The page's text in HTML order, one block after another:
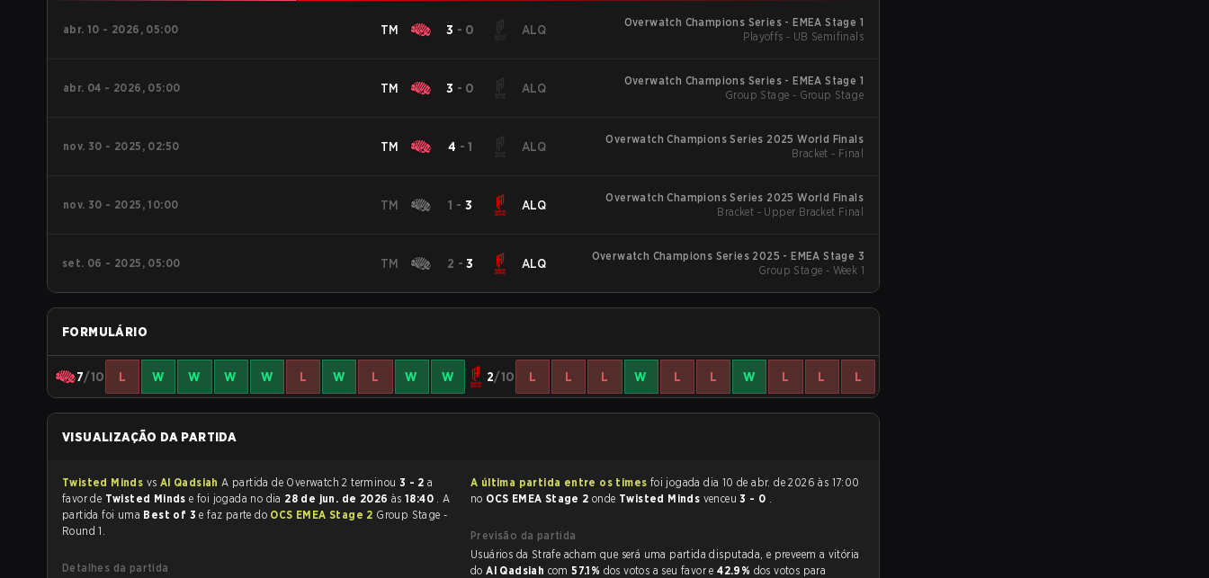
abr. 10 - 2026, 05:00 TM 3 - 0 ALQ
Overwatch Champions Series - EMEA Stage 1
Playoffs - UB Semifinals
abr. 04 - 2026, 05:00 TM 3 - 0 ALQ
Overwatch Champions Series - EMEA Stage 1
Group Stage - Group Stage
nov. 30 - 2025, 02:50 TM 4 -1 ALQ
Overwatch Champions Series 2025 World Finals
Bracket - Final
nov. 30 - 2025, 10:00 TM 1 - 3 ALQ
Overwatch Champions Series 2025 World Finals
Bracket - Upper Bracket Final
set. 06 - 2025, 05:00 TM 2 -3 ALQ
Overwatch Champions Series 2025 - EMEA Stage 3
Group Stage - Week 1
FORMULÁRIO
7/10 L W W W W L W L W W 2/10 L L L W L L W L L L
VISUALIZAÇÃO DA PARTIDA
Twisted Minds vs Al Qadsiah A partida de Overwatch 2 terminou 3 - 2 a
favor de Twisted Minds e foi jogada no dia 28 de jun. de 2026 às 18:40 . A
partida foi uma Best of 3e faz parte do OCS EMEA Stage 2 Group Stage -
Round 1.
Detalhes da partida
A última partida entre os times
no OCS EMEA Stage 2 onde Twisted Minds venceu3 - 0 .
Previsão da partida
Usuários da Strafe acham que será uma partida disputada, e preveem a vitória
doAl Qadsiah com57.1% dos votos a seu favor e42.9% dos votos para